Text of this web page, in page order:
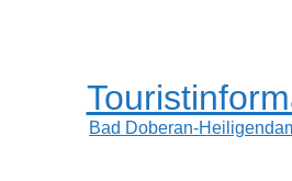
Bad Doberan-